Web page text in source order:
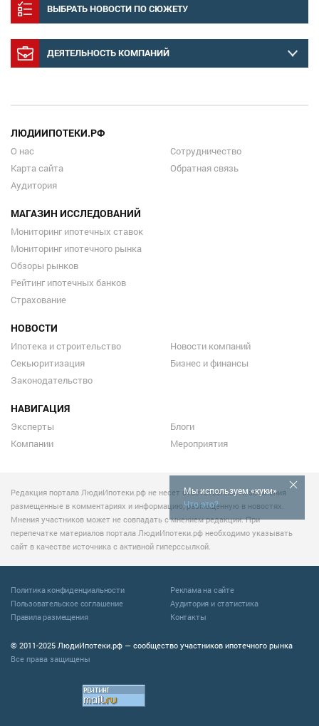
ВЫБРАТЬ НОВОСТИ ПО СЮЖЕТУ
ДЕЯТЕЛЬНОСТЬ КОМПАНИЙ
Мы используем «куки»
Что это?
ЛЮДИИПОТЕКИ.РФ
О нас
Карта сайта
Аудитория
Сотрудничество
Обратная связь
МАГАЗИН ИССЛЕДОВАНИЙ
Мониторинг ипотечных ставок
Мониторинг ипотечного рынка
Обзоры рынков
Рейтинг ипотечных банков
Страхование
НОВОСТИ
Ипотека и строительство
Секьюритизация
Законодательство
Новости компаний
Бизнес и финансы
НАВИГАЦИЯ
Эксперты
Компании
Блоги
Мероприятия
Редакция портала ЛюдиИпотеки.рф не несет ответственности за мнения
размещенные в комментариях и информацию, размещенную в новостях.
Мнения участников может не совпадать с мнением редакции. При
перепечатке материалов портала ЛюдиИпотеки.рф необходимо указывать
сайт в качестве источника с активной гиперссылкой.
© 2011-2025 ЛюдиИпотеки.рф — сообщество участников ипотечного рынка
Все права защищены
Политика конфиденциальности
Пользовательское соглашение
Правила размещения
Реклама на сайте
Аудитория и статистика
Контакты